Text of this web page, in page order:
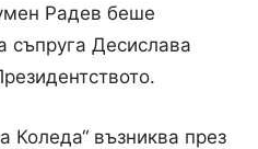
Радев беше
съпруга Десислава
Коледа“ възниква през